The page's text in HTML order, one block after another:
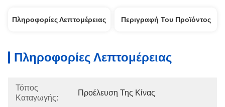
Πληροφορίες Λεπτομέρειας Περιγραφή Του Προϊόντος
Πληροφορίες Λεπτομέρειας
Τόπος
Καταγωγής:
Προέλευση Της Κίνας